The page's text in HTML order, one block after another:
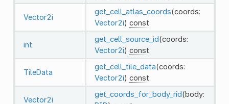
Vector2i
get_cell_atlas_coords(coords:
Vector2i) const
int
get_cell_source_id(coords:
Vector2i) const
TileData
get_cell_tile_data(coords:
Vector2i) const
Vector2i
get_coords_for_body_rid(body: